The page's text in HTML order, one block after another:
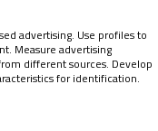
advertising. Use profiles to
Measure advertising
different sources. Develop
for identification.